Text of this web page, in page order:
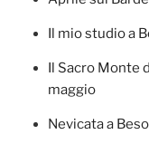
Il mio studio a
Il Sacro Monte
maggio
Nevicata a